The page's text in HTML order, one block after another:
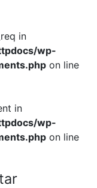
in
wp-
on line
in
wp-
on line